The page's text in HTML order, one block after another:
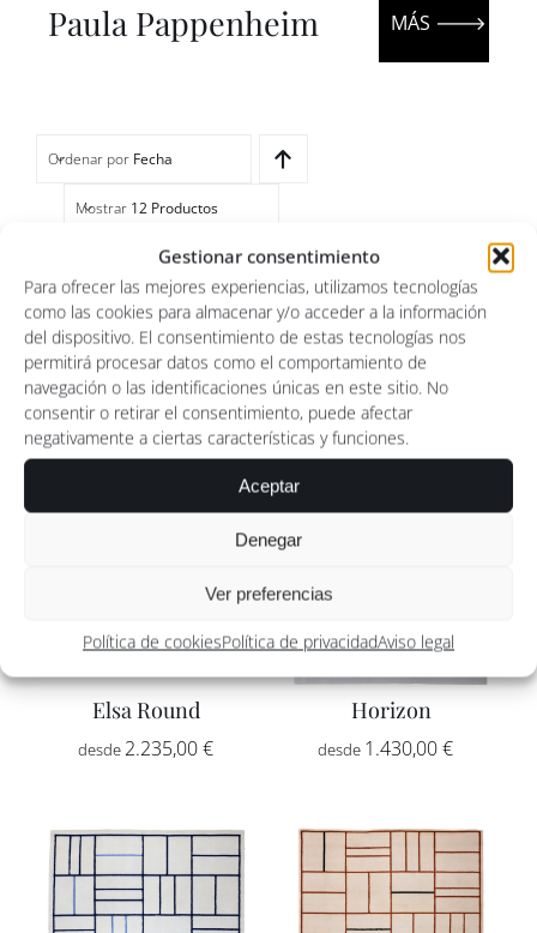
Gestionar consentimiento
Para ofrecer las mejores experiencias, utilizamos tecnologías
como las cookies para almacenar y/o acceder a la información
del dispositivo. El consentimiento de estas tecnologías nos
permitirá procesar datos como el comportamiento de
navegación o las identificaciones únicas en este sitio. No
consentir o retirar el consentimiento, puede afectar
negativamente a ciertas características y funciones.
Aceptar
Denegar
Ver preferencias
Política de cookiesPolítica de privacidadAviso legal
Paula Pappenheim
Ordenar por Fecha
Mostrar 12 Productos

Cualquier Forma

Cualquier Medida
Elsa Round
2.235,00€
Horizon
1.430,00€
desde
hasta